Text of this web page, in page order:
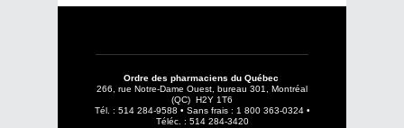
Ordre des pharmaciens du Québec
266, rue Notre-Dame Ouest, bureau 301, Montréal
(QC) H2Y 1T6
Tél. : 514 284-9588 • Sans frais : 1 800 363-0324 •
Téléc. : 514 284-3420